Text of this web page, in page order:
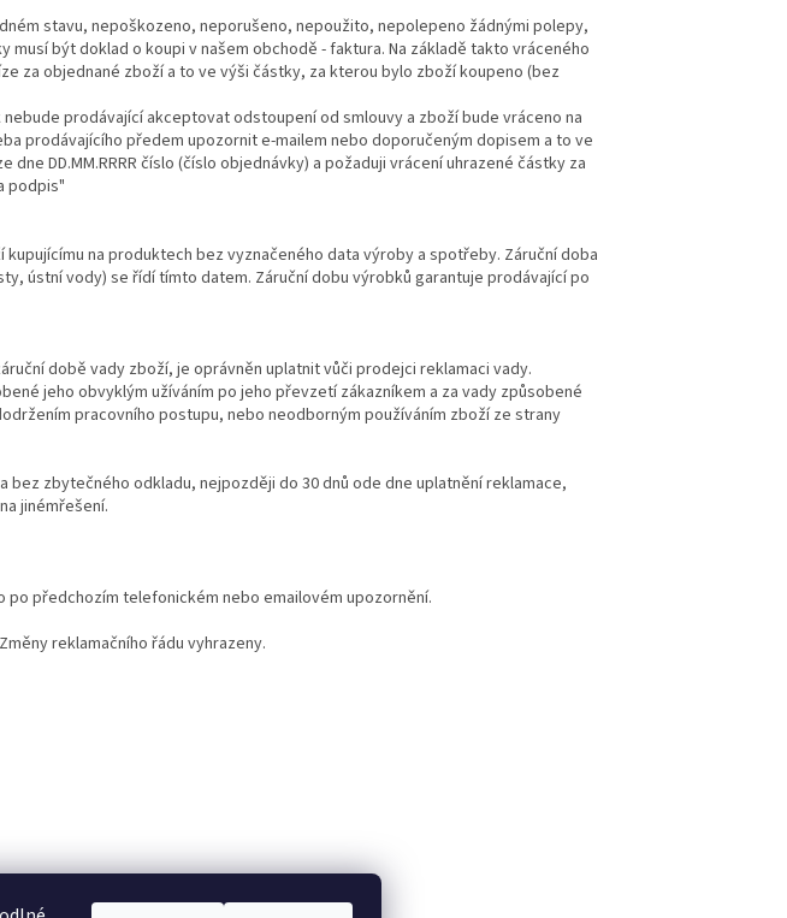
stavu, nepoškozeno, neporušeno, nepoužito, nepolepeno žádnými polepy,
být doklad o koupi v našem obchodě - faktura. Na základě takto vráceného
za objednané zboží a to ve výši částky, za kterou bylo zboží koupeno (bez
prodávající akceptovat odstoupení od smlouvy a zboží bude vráceno na
prodávajícího předem upozornit e-mailem nebo doporučeným dopisem a to ve
DD.MM.RRRR číslo (číslo objednávky) a požaduji vrácení uhrazené částky za
podpis"
na produktech bez vyznačeného data výroby a spotřeby. Záruční doba
ústní vody) se řídí tímto datem. Záruční dobu výrobků garantuje prodávající po
době vady zboží, je oprávněn uplatnit vůči prodejci reklamaci vady.
jeho obvyklým užíváním po jeho převzetí zákazníkem a za vady způsobené
pracovního postupu, nebo neodborným používáním zboží ze strany
zbytečného odkladu, nejpozději do 30 dnů ode dne uplatnění reklamace,
jinémřešení.
po předchozím telefonickém nebo emailovém upozornění.
reklamačního řádu vyhrazeny.